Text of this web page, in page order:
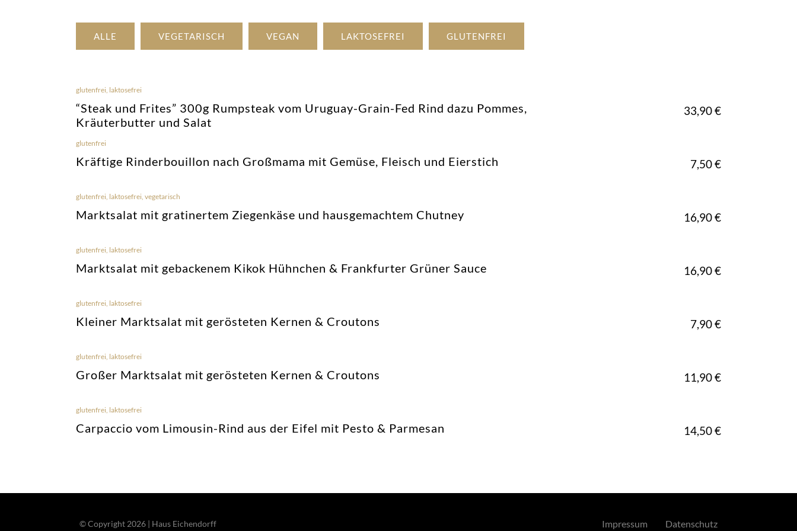
ALLE VEGETARISCH VEGAN LAKTOSEFREI GLUTENFREI
glutenfrei, laktosefrei
“Steak und Frites” 300g Rumpsteak vom Uruguay-Grain-Fed Rind dazu Pommes,
Kräuterbutter und Salat
33,90 €
glutenfrei
Kräftige Rinderbouillon nach Großmama mit Gemüse, Fleisch und Eierstich 7,50 €
glutenfrei, laktosefrei,vegetarisch
Marktsalat mit gratinertem Ziegenkäse und hausgemachtem Chutney 16,90 €
glutenfrei, laktosefrei
Marktsalat mit gebackenem Kikok Hühnchen & Frankfurter Grüner Sauce 16,90 €
glutenfrei, laktosefrei
Kleiner Marktsalat mit gerösteten Kernen & Croutons 7,90 €
glutenfrei, laktosefrei
Großer Marktsalat mit gerösteten Kernen & Croutons 11,90 €
glutenfrei, laktosefrei
Carpaccio vom Limousin-Rind aus der Eifel mit Pesto & Parmesan 14,50 €
© Copyright 2026 | Haus Eichendorff Impressum Datenschutz